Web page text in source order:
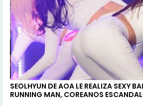
SEOLHYUN DE AOA LE REALIZA SEXY
RUNNING MAN, COREANOS